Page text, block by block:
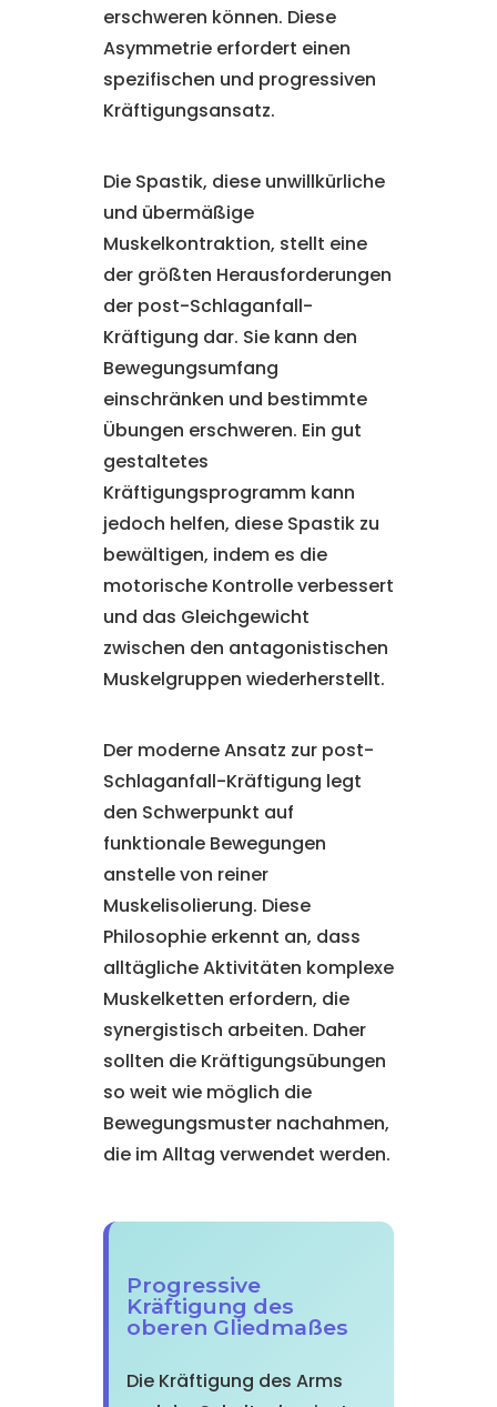
erschweren können. Diese
Asymmetrie erfordert einen
spezifischen und progressiven
Kräftigungsansatz.
Die Spastik, diese unwillkürliche
und übermäßige
Muskelkontraktion, stellt eine
der größten Herausforderungen
der post-Schlaganfall-
Kräftigung dar. Sie kann den
Bewegungsumfang
einschränken und bestimmte
Übungen erschweren. Ein gut
gestaltetes
Kräftigungsprogramm kann
jedoch helfen, diese Spastik zu
bewältigen, indem es die
motorische Kontrolle verbessert
und das Gleichgewicht
zwischen den antagonistischen
Muskelgruppen wiederherstellt.
Der moderne Ansatz zur post-
Schlaganfall-Kräftigung legt
den Schwerpunkt auf
funktionale Bewegungen
anstelle von reiner
Muskelisolierung. Diese
Philosophie erkennt an, dass
alltägliche Aktivitäten komplexe
Muskelketten erfordern, die
synergistisch arbeiten. Daher
sollten die Kräftigungsübungen
so weit wie möglich die
Bewegungsmuster nachahmen,
die im Alltag verwendet werden.
Progressive
Kräftigung des
oberen Gliedmaßes
Die Kräftigung des Arms